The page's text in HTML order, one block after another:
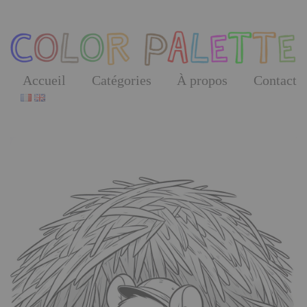
the
content
Accueil Catégories À propos Contact